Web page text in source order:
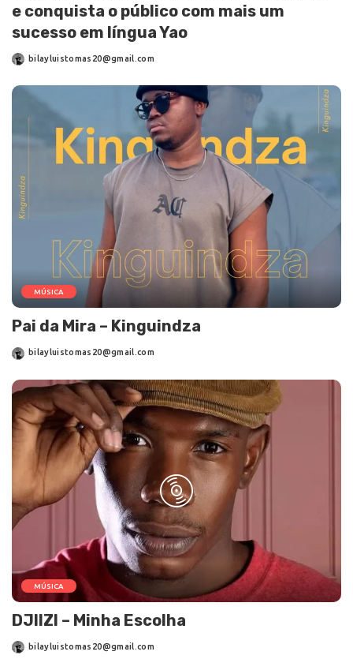
e conquista o público com mais um
sucesso em língua Yao
bilayluistomas20@gmail.com
MÚSICA
Pai da Mira – Kinguindza
bilayluistomas20@gmail.com
MÚSICA
DJIIZI – Minha Escolha
bilayluistomas20@gmail.com